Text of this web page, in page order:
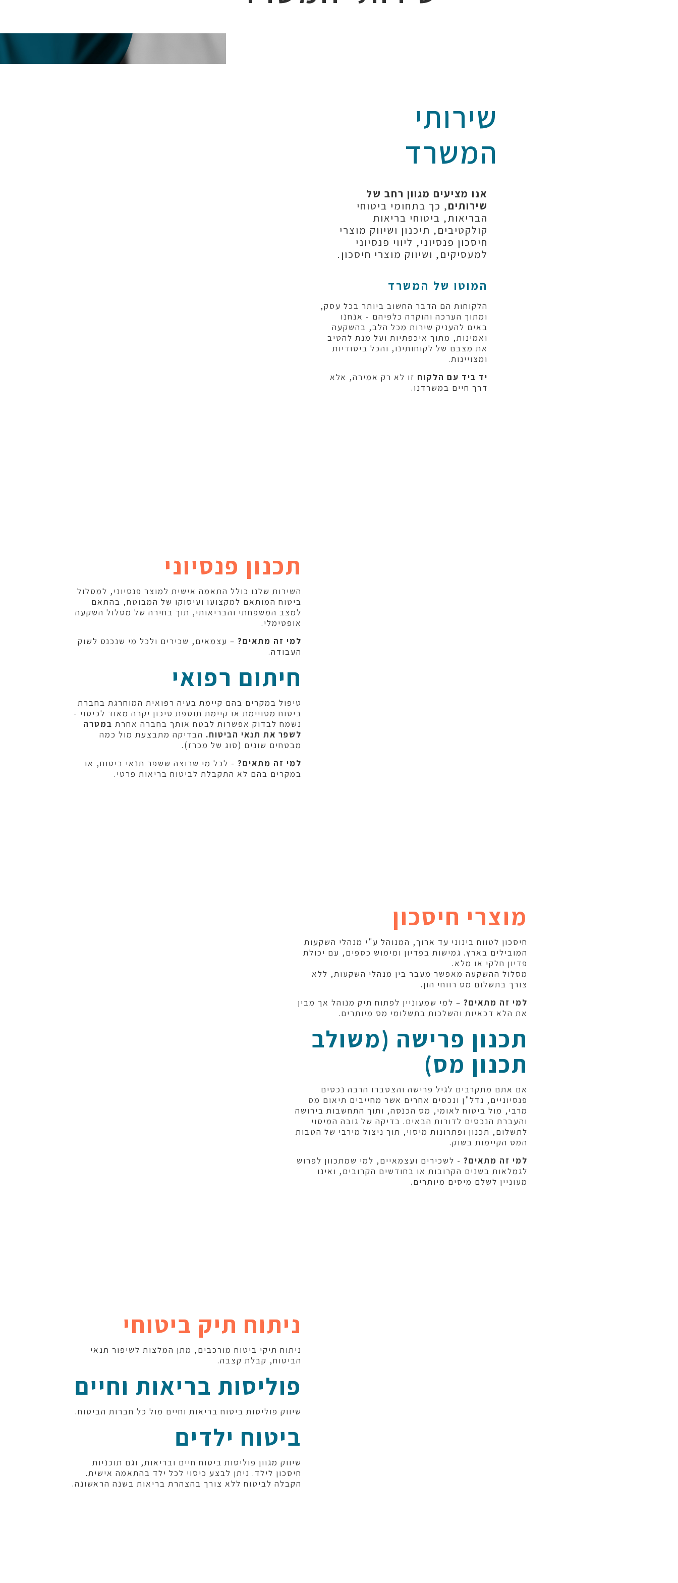
שירותי
המשרד
אנו מציעים מגוון רחב של
שירותים, כך בתחומי ביטוחי
הבריאות, ביטוחי בריאות
קולקטיבים, תיכנון ושיווק מוצרי
חיסכון פנסיוני, ליווי פנסיוני
למעסיקים, ושיווק מוצרי חיסכון.
המוטו של המשרד
הלקוחות הם הדבר החשוב ביותר בכל עסק,
ומתוך הערכה והוקרה כלפיהם - אנחנו
באים להעניק שירות מכל הלב, בהשקעה
ואמינות, מתוך איכפתיות ועל מנת להטיב
את מצבם של לקוחותינו, והכל ביסודיות
ומצויינות.
יד ביד עם הלקוח זו לא רק אמירה, אלא
דרך חיים במשרדנו.
תכנון פנסיוני
השירות שלנו כולל התאמה אישית למוצר פנסיוני, למסלול
ביטוח המותאם למקצועו ועיסוקו של המבוטח, בהתאם
למצב המשפחתי והבריאותי, תוך בחירה של מסלול השקעה
אופטימלי.
למי זה מתאים? – עצמאים, שכירים ולכל מי שנכנס לשוק
העבודה.
חיתום רפואי
טיפול במקרים בהם קיימת בעיה רפואית המוחרגת בחברת
ביטוח מסויימת או קיימת תוספת סיכון יקרה מאוד לכיסוי -
נשמח לבדוק אפשרות לבטח אותך בחברה אחרת במטרה
לשפר את תנאי הביטוח. הבדיקה מתבצעת מול כמה
מבטחים שונים (סוג של מכרז).
למי זה מתאים? - לכל מי שרוצה ששפר תנאי ביטוח, או
במקרים בהם לא התקבלת לביטוח בריאות פרטי.
מוצרי חיסכון
חיסכון לטווח בינוני עד ארוך, המנוהל ע"י מנהלי השקעות
המובילים בארץ. גמישות בפדיון ומימוש כספים, עם יכולת
פדיון חלקי או מלא.
מסלול ההשקעה מאפשר מעבר בין מנהלי השקעות, ללא
צורך בתשלום מס רווחי הון.
למי זה מתאים? – למי שמעוניין לפתוח תיק מנוהל אך מבין
את הלא דכאיות והשלכות בתשלומי מס מיותרים.
תכנון פרישה (משולב
תכנון מס)
אם אתם מתקרבים לגיל פרישה והצטברו הרבה נכסים
פנסיוניים, נדל"ן ונכסים אחרים אשר מחייבים תיאום מס
מרבי, מול ביטוח לאומי, מס הכנסה, ותוך התחשבות בירושה
והעברת הנכסים לדורות הבאים. בדיקה של גובה המיסוי
לתשלום, תכנון ופתרונות מיסוי, תוך ניצול מירבי של הטבות
המס הקיימות בשוק.
למי זה מתאים? - לשכירים ועצמאיים, למי שמתכוון לפרוש
לגמלאות בשנים הקרובות או בחודשים הקרובים, ואינו
מעוניין לשלם מיסים מיותרים.
ניתוח תיק ביטוחי
ניתוח תיקי ביטוח מורכבים, מתן המלצות לשיפור תנאי
הביטוח, קבלת קצבה.
פוליסות בריאות וחיים
שיווק פוליסות ביטוח בריאות וחיים מול כל חברות הביטוח.
ביטוח ילדים
שיווק מגוון פוליסות ביטוח חיים ובריאות, וגם תוכניות
חיסכון לילד. ניתן לבצע כיסוי לכל ילד בהתאמה אישית.
הקבלה לביטוח ללא צורך בהצהרת בריאות בשנה הראשונה.